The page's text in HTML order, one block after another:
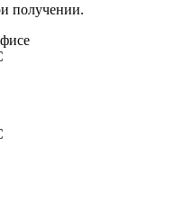
получении.